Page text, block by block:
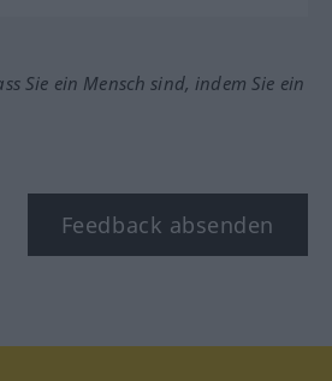
Sie ein Mensch sind, indem Sie ein
Feedback absenden